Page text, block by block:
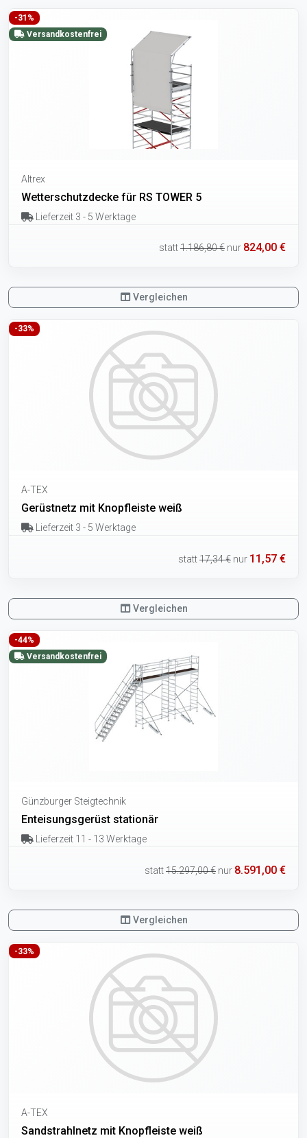
-31%
Versandkostenfrei
Altrex
Wetterschutzdecke für RS TOWER 5
Lieferzeit 3 - 5 Werktage
statt1.186,80 € nur 824,00 €
Vergleichen
-33%
A-TEX
Gerüstnetz mit Knopfleiste weiß
Lieferzeit 3 - 5 Werktage
statt17,34 € nur 11,57 €
Vergleichen
-44%
Versandkostenfrei
Günzburger Steigtechnik
Enteisungsgerüst stationär
Lieferzeit 11 - 13 Werktage
statt15.297,00 € nur 8.591,00 €
Vergleichen
-33%
A-TEX
Sandstrahlnetz mit Knopfleiste weiß